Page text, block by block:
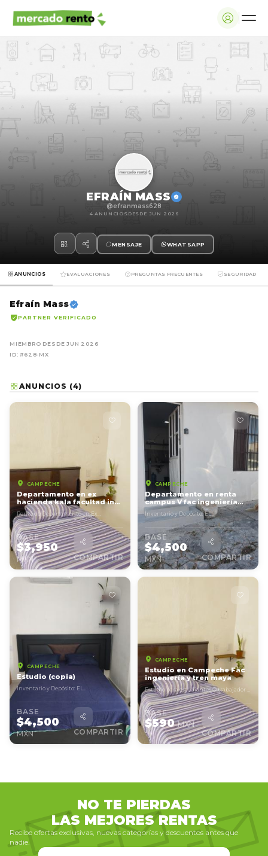
EFRAÍN MASS
@efranmass628
4 ANUNCIOS DESDE JUN 2026
MENSAJE WHATSAPP
ANUNCIOS EVALUACIONES PREGUNTAS FRECUENTES SEGURIDAD
Efraín Mass
PARTNER VERIFICADO
MIEMBRO DESDE JUN 2026
ID: #628-MX
ANUNCIOS (4)
CAMPECHE
Departamento en ex
hacienda kala facultad ing
campus V
Renta de Departamento en Ex
Hacienda Kala, Campeche Ubicación
estratégica: Cerca de la ...
BASE
$3,950
MXN COMPARTIR
CAMPECHE
Departamento en renta
campus V fac ingeniería
qfb ex hacienda kala
Inventario y Depósito: EL
ARRENDATARIO se obliga a devolver el
inmueble y los bienes en...
BASE
$4,500
MXN COMPARTIR
CAMPECHE
Estudio (copia)
Inventario y Depósito: EL
ARRENDATARIO se obliga a devolver el
inmueble y los bienes en...
BASE
$4,500
MXN COMPARTIR
CAMPECHE
Estudio en Campeche Fac
ingeniería y tren maya
Estudio para estudiantes O trabajador o
viajeros que pasan a abordar el tren
maya Cerca...
BASE
$590MXN
COMPARTIR
NO TE PIERDAS
LAS MEJORES RENTAS
Recibe ofertas exclusivas, nuevas categorías y descuentos antes que
nadie.